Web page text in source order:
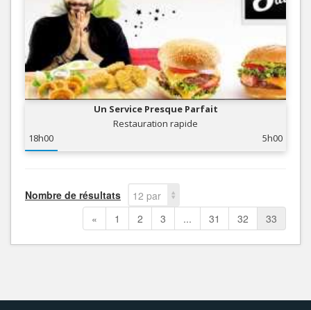
Un Service Presque Parfait
Restauration rapide
18h00
5h00
Nombre de résultats
12 par
page
« 1 2 3 ... 31 32 33